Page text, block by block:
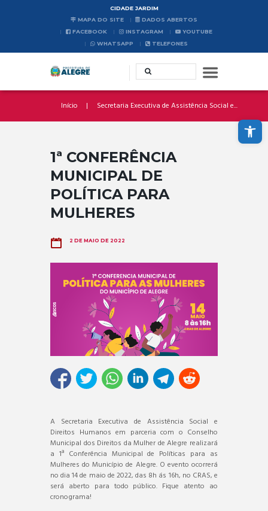
Abrir a barra de ferramentas
CIDADE JARDIM
MAPA DO SITE
DADOS ABERTOS
FACEBOOK
INSTAGRAM
YOUTUBE
WHATSAPP
TELEFONES
Início Secretaria Executiva de Assistência Social e...
1ª CONFERÊNCIA
MUNICIPAL DE
POLÍTICA PARA
MULHERES
2 DE MAIO DE 2022
A Secretaria Executiva de Assistência Social e
Direitos Humanos em parceria com o Conselho
Municipal dos Direitos da Mulher de Alegre realizará
a 1ª Conferência Municipal de Políticas para as
Mulheres do Município de Alegre. O evento ocorrerá
no dia 14 de maio de 2022, das 8h ás 16h, no CRAS, e
será aberto para todo público. Fique atento ao
cronograma!